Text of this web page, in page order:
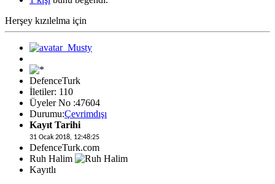
Herşey kızılelma için
DefenceTurk
İletiler: 110
Üyeler No :47604
Durumu:Çevrimdışı
Kayıt Tarihi
31 Ocak 2018, 12:48:25
DefenceTurk.com
Ruh Halim
Kayıtlı